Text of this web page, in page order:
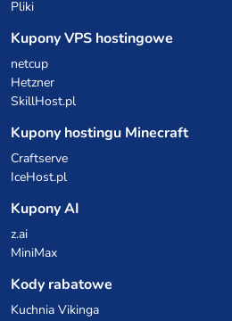
Pliki
Kupony VPS hostingowe
netcup
Hetzner
SkillHost.pl
Kupony hostingu Minecraft
Craftserve
IceHost.pl
Kupony AI
z.ai
MiniMax
Kody rabatowe
Kuchnia Vikinga